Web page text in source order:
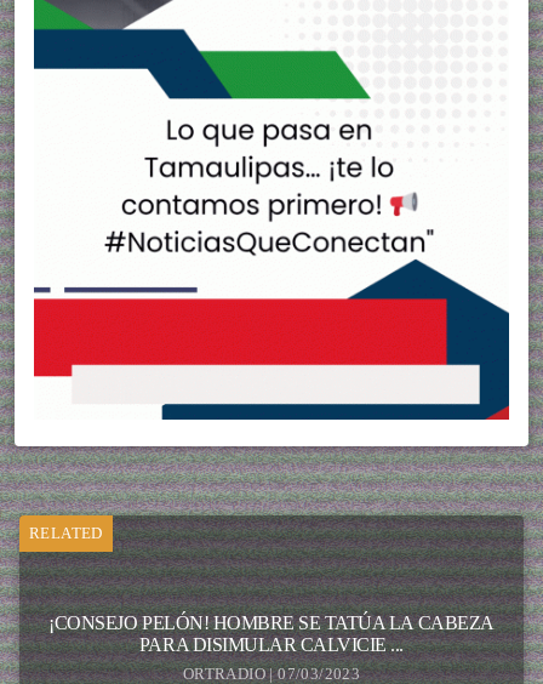
RELATED
¡CONSEJO PELÓN! HOMBRE SE TATÚA LA CABEZA
PARA DISIMULAR CALVICIE ...
ORTRADIO | 07/03/2023